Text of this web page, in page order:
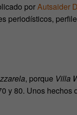
por Autsaider
periodísticos,
, porque Villa
y 80. Unos hechos